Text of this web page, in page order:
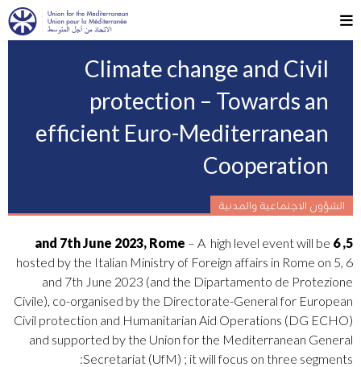
Climate change and Civil
protection – Towards an
efficient Euro-Mediterranean
Cooperation
الشؤون الاجتماعية والمدنية
5, 6 and 7th June 2023, Rome
– A high level event will be
hosted by the Italian Ministry of Foreign affairs in Rome on 5, 6
and 7th June 2023 (and the Dipartamento de Protezione
Civile), co-organised by the Directorate-General for European
Civil protection and Humanitarian Aid Operations (DG ECHO)
and supported by the Union for the Mediterranean General
Secretariat (UfM) ; it will focus on three segments: